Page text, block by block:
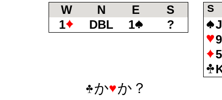
W N E
S
1
DBL 1 ?
S
か か？